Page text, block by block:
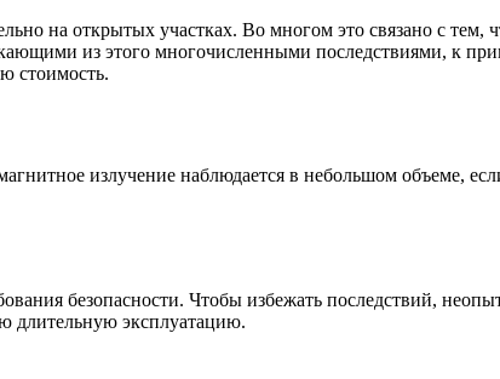
на открытых участках. Во многом это связано с
из этого многочисленными последствиями, к
стоимость.
излучение наблюдается в небольшом объеме,
безопасности. Чтобы избежать последствий,
длительную эксплуатацию.